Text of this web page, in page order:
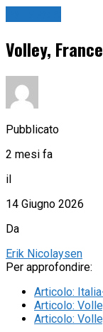
Volley,
Pubblicato
2 mesi fa
il
14 Giugno 2026
Da
Erik Nicolaysen
Per approfondire:
Articolo:
Articolo:
Articolo: